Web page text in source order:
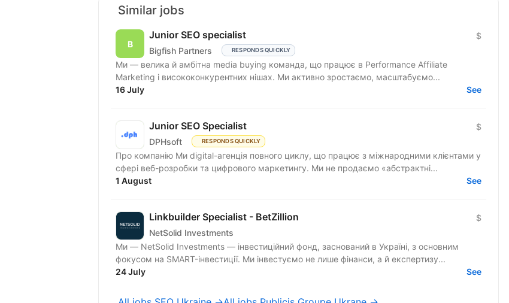
Similar jobs
Junior SEO specialist
Bigfish Partners RESPONDS QUICKLY
$
Ми — велика й амбітна media buying команда, що працює в Performance Affiliate
Marketing і висококонкурентних нішах. Ми активно зростаємо, масштабуємо...
16 July
See
Junior SEO Specialist
DPHsoft RESPONDS QUICKLY
$
Про компанію Ми digital-агенція повного циклу, що працює з міжнародними клієнтами у
сфері веб-розробки та цифрового маркетингу. Ми не продаємо «абстрактні...
1 August
See
Linkbuilder Specialist - BetZillion
NetSolid Investments
$
Ми — NetSolid Investments — інвестиційний фонд, заснований в Україні, з основним
фокусом на SMART-інвестиції. Ми інвестуємо не лише фінанси, а й експертизу...
24 July
See